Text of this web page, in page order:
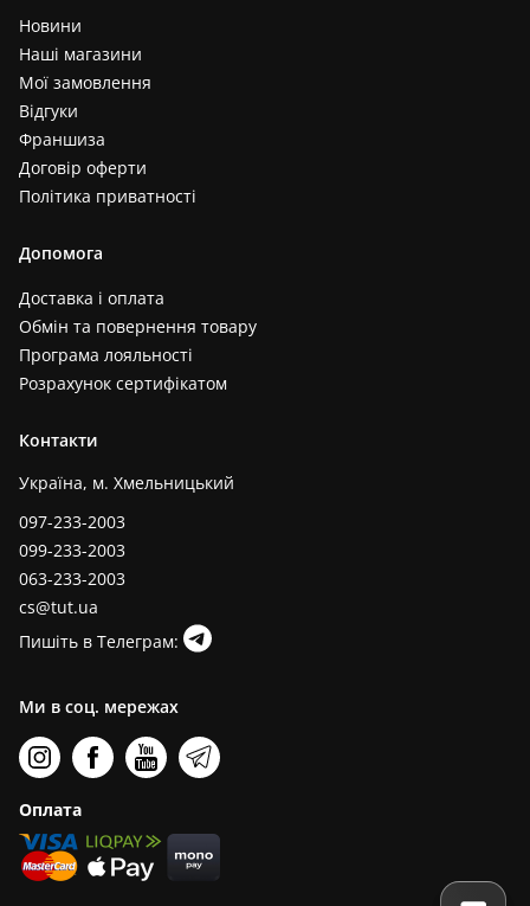
Новини
Наші магазини
Мої замовлення
Відгуки
Франшиза
Договір оферти
Політика приватності
Допомога
Доставка і оплата
Обмін та повернення товару
Програма лояльності
Розрахунок сертифікатом
Контакти
Україна, м. Хмельницький
097-233-2003
099-233-2003
063-233-2003
cs@tut.ua
Пишіть в Телеграм:
Ми в соц. мережах
Оплата